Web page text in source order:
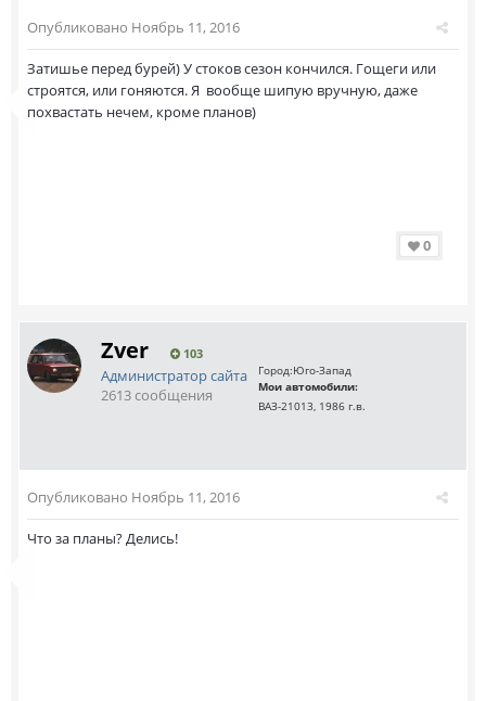
Опубликовано Ноябрь 11, 2016
Затишье перед бурей) У стоков сезон кончился. Гощеги или
строятся, или гоняются. Я вообще шипую вручную, даже
похвастать нечем, кроме планов)
0
Zver 103
Администратор сайта
2613 сообщения
Город:Юго-Запад
Мои автомобили:
ВАЗ-21013, 1986 г.в.
Опубликовано Ноябрь 11, 2016
Что за планы? Делись!